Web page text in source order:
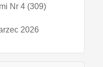
Nr 4 (309)
2026